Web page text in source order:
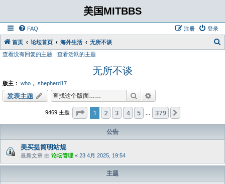
美国MITBBS
FAQ 登录
注册
首页 论坛首页 海外生活 无所不谈
查看没有回复的主题 查看活跃的主题
无所不谈
版主： who ， shepherd17
发表主题 搜索
9469 主题 分页：1 379
1 2 3 4 5 379
公告
美买提简明站规
最新文章 由 论坛管理 « 23 4月 2025, 19:54
主题